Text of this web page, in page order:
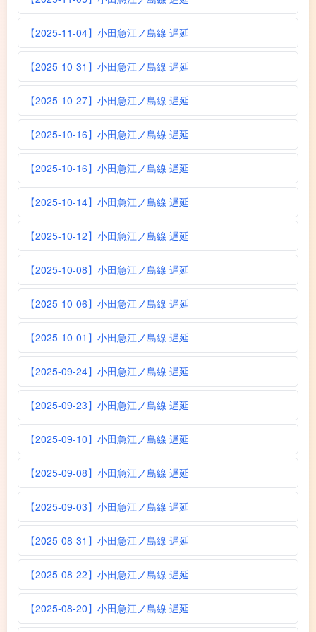
【2025-11-04】小田急江ノ島線 遅延
【2025-10-31】小田急江ノ島線 遅延
【2025-10-27】小田急江ノ島線 遅延
【2025-10-16】小田急江ノ島線 遅延
【2025-10-16】小田急江ノ島線 遅延
【2025-10-14】小田急江ノ島線 遅延
【2025-10-12】小田急江ノ島線 遅延
【2025-10-08】小田急江ノ島線 遅延
【2025-10-06】小田急江ノ島線 遅延
【2025-10-01】小田急江ノ島線 遅延
【2025-09-24】小田急江ノ島線 遅延
【2025-09-23】小田急江ノ島線 遅延
【2025-09-10】小田急江ノ島線 遅延
【2025-09-08】小田急江ノ島線 遅延
【2025-09-03】小田急江ノ島線 遅延
【2025-08-31】小田急江ノ島線 遅延
【2025-08-22】小田急江ノ島線 遅延
【2025-08-20】小田急江ノ島線 遅延